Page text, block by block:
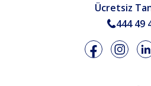
Ücretsiz
444 49